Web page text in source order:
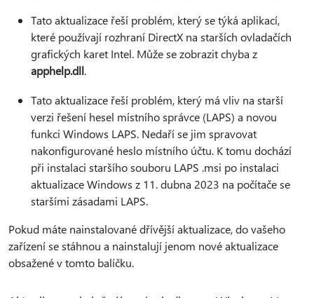
Tato aktualizace řeší problém, který se týká aplikací,
které používají rozhraní DirectX na starších ovladačích
grafických karet Intel. Může se zobrazit chyba z
apphelp.dll.
Tato aktualizace řeší problém, který má vliv na starší
verzi řešení hesel místního správce (LAPS) a novou
funkci Windows LAPS. Nedaří se jim spravovat
nakonfigurované heslo místního účtu. K tomu dochází
při instalaci staršího souboru LAPS .msi po instalaci
aktualizace Windows z 11. dubna 2023 na počítače se
staršími zásadami LAPS.
Pokud máte nainstalované dřívější aktualizace, do vašeho
zařízení se stáhnou a nainstalují jenom nové aktualizace
obsažené v tomto balíčku.